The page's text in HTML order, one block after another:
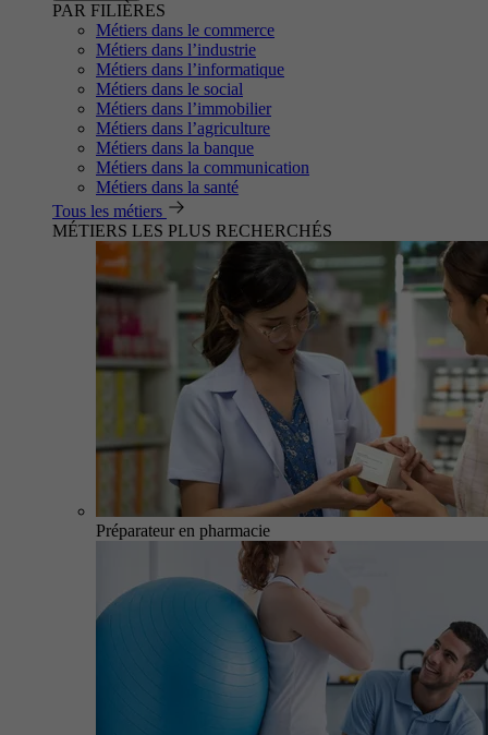
PAR FILIÈRES
Métiers dans le commerce
Métiers dans l’industrie
Métiers dans l’informatique
Métiers dans le social
Métiers dans l’immobilier
Métiers dans l’agriculture
Métiers dans la banque
Métiers dans la communication
Métiers dans la santé
Tous les métiers
MÉTIERS LES PLUS RECHERCHÉS
Préparateur en pharmacie